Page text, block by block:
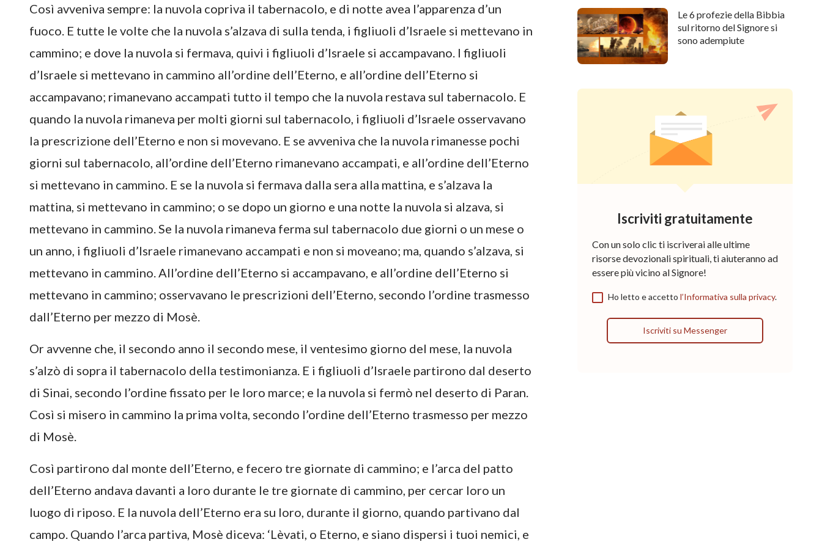
Così avveniva sempre: la nuvola copriva il tabernacolo, e di notte avea l’apparenza d’un
fuoco. E tutte le volte che la nuvola s’alzava di sulla tenda, i figliuoli d’Israele si mettevano in
cammino; e dove la nuvola si fermava, quivi i figliuoli d’Israele si accampavano. I figliuoli
d’Israele si mettevano in cammino all’ordine dell’Eterno, e all’ordine dell’Eterno si
accampavano; rimanevano accampati tutto il tempo che la nuvola restava sul tabernacolo. E
quando la nuvola rimaneva per molti giorni sul tabernacolo, i figliuoli d’Israele osservavano
la prescrizione dell’Eterno e non si movevano. E se avveniva che la nuvola rimanesse pochi
giorni sul tabernacolo, all’ordine dell’Eterno rimanevano accampati, e all’ordine dell’Eterno
si mettevano in cammino. E se la nuvola si fermava dalla sera alla mattina, e s’alzava la
mattina, si mettevano in cammino; o se dopo un giorno e una notte la nuvola si alzava, si
mettevano in cammino. Se la nuvola rimaneva ferma sul tabernacolo due giorni o un mese o
un anno, i figliuoli d’Israele rimanevano accampati e non si moveano; ma, quando s’alzava, si
mettevano in cammino. All’ordine dell’Eterno si accampavano, e all’ordine dell’Eterno si
mettevano in cammino; osservavano le prescrizioni dell’Eterno, secondo l’ordine trasmesso
dall’Eterno per mezzo di Mosè.
Or avvenne che, il secondo anno il secondo mese, il ventesimo giorno del mese, la nuvola
s’alzò di sopra il tabernacolo della testimonianza. E i figliuoli d’Israele partirono dal deserto
di Sinai, secondo l’ordine fissato per le loro marce; e la nuvola si fermò nel deserto di Paran.
Così si misero in cammino la prima volta, secondo l’ordine dell’Eterno trasmesso per mezzo
di Mosè.
Così partirono dal monte dell’Eterno, e fecero tre giornate di cammino; e l’arca del patto
dell’Eterno andava davanti a loro durante le tre giornate di cammino, per cercar loro un
luogo di riposo. E la nuvola dell’Eterno era su loro, durante il giorno, quando partivano dal
campo. Quando l’arca partiva, Mosè diceva: ‘Lèvati, o Eterno, e siano dispersi i tuoi nemici, e
Le 6 profezie della Bibbia
sul ritorno del Signore si
sono adempiute
Iscriviti gratuitamente
Con un solo clic ti iscriverai alle ultime
risorse devozionali spirituali, ti aiuteranno ad
essere più vicino al Signore!
Ho letto e accetto l’Informativa sulla privacy.
Iscriviti su Messenger